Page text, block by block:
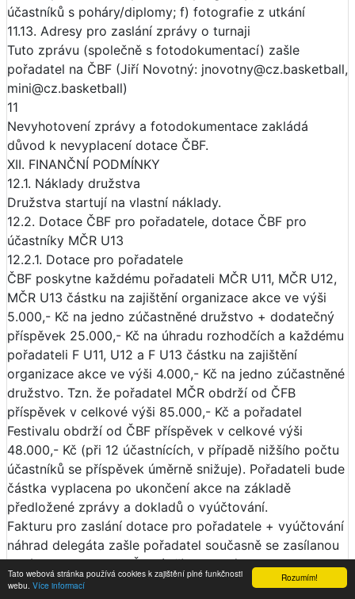
Rozumím!
Tato webová stránka používá cookies k zajištění plné funkčnosti
webu. Více informací
účastníků s poháry/diplomy; f) fotografie z utkání
11.13. Adresy pro zaslání zprávy o turnaji
Tuto zprávu (společně s fotodokumentací) zašle
pořadatel na ČBF (Jiří Novotný: jnovotny@cz.basketball,
mini@cz.basketball)
11
Nevyhotovení zprávy a fotodokumentace zakládá
důvod k nevyplacení dotace ČBF.
XII. FINANČNÍ PODMÍNKY
12.1. Náklady družstva
Družstva startují na vlastní náklady.
12.2. Dotace ČBF pro pořadatele, dotace ČBF pro
účastníky MČR U13
12.2.1. Dotace pro pořadatele
ČBF poskytne každému pořadateli MČR U11, MČR U12,
MČR U13 částku na zajištění organizace akce ve výši
5.000,- Kč na jedno zúčastněné družstvo + dodatečný
příspěvek 25.000,- Kč na úhradu rozhodčích a každému
pořadateli F U11, U12 a F U13 částku na zajištění
organizace akce ve výši 4.000,- Kč na jedno zúčastněné
družstvo. Tzn. že pořadatel MČR obdrží od ČFB
příspěvek v celkové výši 85.000,- Kč a pořadatel
Festivalu obdrží od ČBF příspěvek v celkové výši
48.000,- Kč (při 12 účastnících, v případě nižšího počtu
účastníků se příspěvek úměrně snižuje). Pořadateli bude
částka vyplacena po ukončení akce na základě
předložené zprávy a dokladů o vyúčtování.
Fakturu pro zaslání dotace pro pořadatele + vyúčtování
náhrad delegáta zašle pořadatel současně se zasílanou
zprávou o turnaji na ČBF (Jiří Novotný:
jnovotny@cz.basketball) V případě, že tak neučiní v